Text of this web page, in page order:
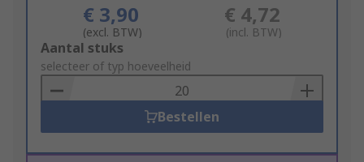
€ 3,90
(excl. BTW)
€ 4,72
(incl. BTW)
Add
to
Basket
Aantal stuks
selecteer of typ hoeveelheid
Bestellen